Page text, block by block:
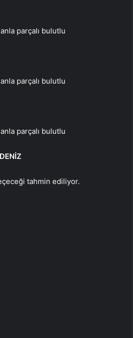
parçalı bulutlu
parçalı bulutlu
parçalı bulutlu
tahmin ediliyor.